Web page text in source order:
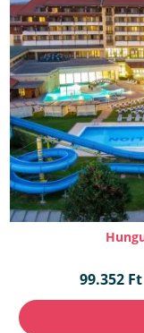
99.352